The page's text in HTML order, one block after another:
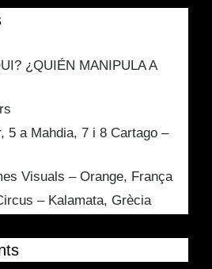
¿QUIÉN MANIPULA A
5 a Mahdia, 7 i 8 Cartago –
Visuals – Orange, França
– Kalamata, Grècia